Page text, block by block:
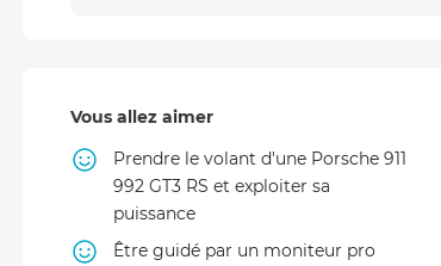
Vous allez aimer
Prendre le volant d'une Porsche 911
992 GT3 RS et exploiter sa
puissance
Être guidé par un moniteur pro